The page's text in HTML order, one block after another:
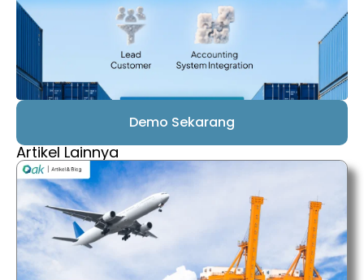
Demo Sekarang
Artikel Lainnya